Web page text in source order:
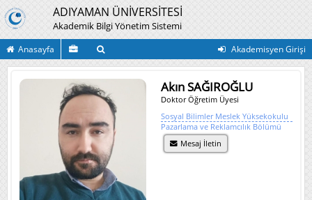
ADIYAMAN ÜNİVERSİTESİ
Akademik Bilgi Yönetim Sistemi
Anasayfa Akademisyen Girişi
Akın SAĞIROĞLU
Doktor Öğretim Üyesi
Sosyal Bilimler Meslek Yüksekokulu
Pazarlama ve Reklamcılık Bölümü
Mesaj İletin